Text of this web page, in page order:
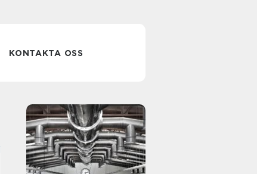
KONTAKTA OSS